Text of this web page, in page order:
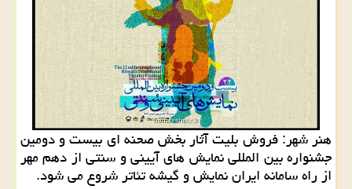
هنر شهر: فروش بلیت آثار بخش صحنه ای بیست و دومین
جشنواره بین المللی نمایش های آیینی و سنتی از دهم مهر
از راه سامانه ایران نمایش و گیشه تئاتر شروع می شود.